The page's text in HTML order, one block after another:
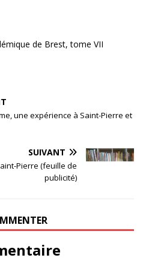
de Brest, tome VII
une expérience à Saint-Pierre et
SUIVANT
Pierre (feuille de
publicité)